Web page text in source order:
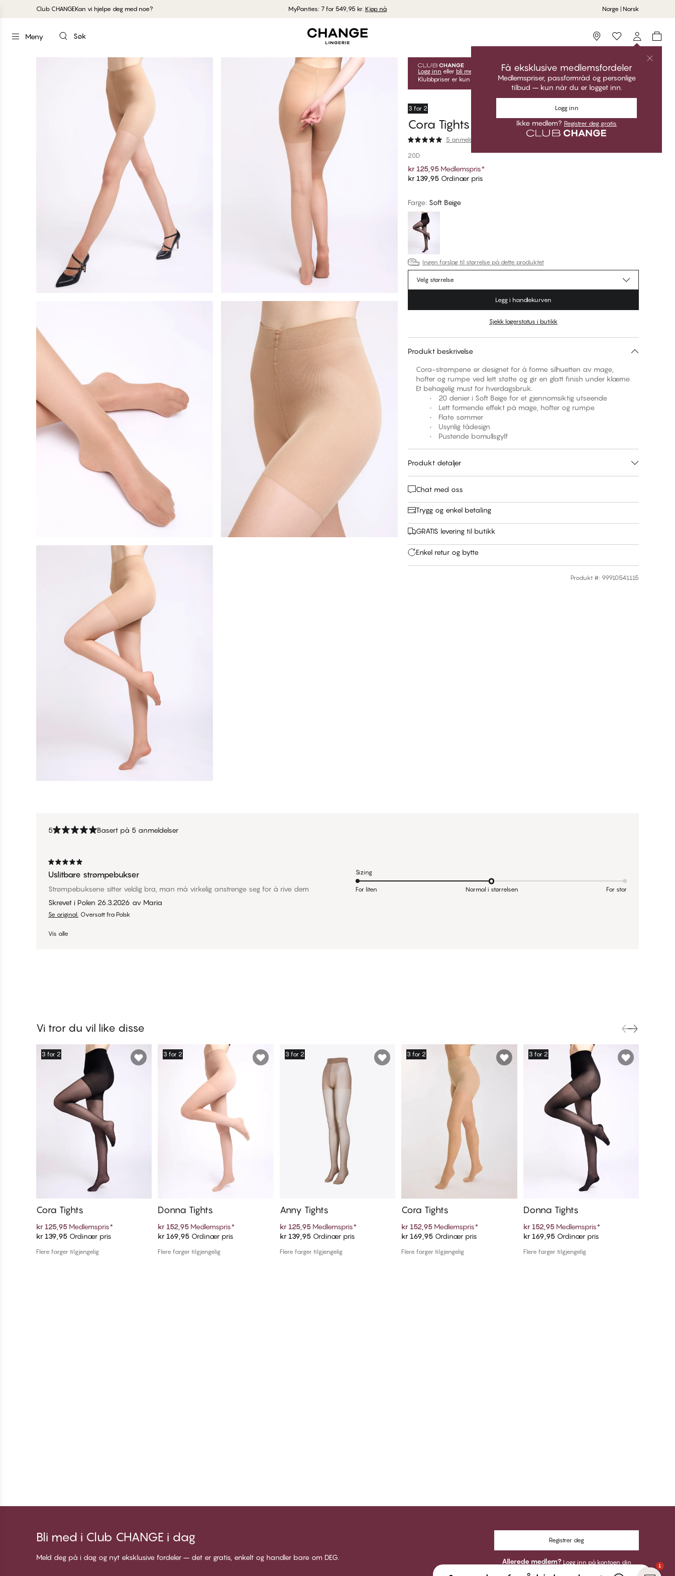
Club CHANGEKan vi hjelpe deg med noe? MyPanties: 7 for 549,95 kr. Kjøp nå Norge | Norsk
Meny Søk Storefinder
Få eksklusive medlemsfordeler
Medlemspriser, passformråd og personlige
tilbud – kun når du er logget inn.
Logg inn
Ikke medlem? Registrer deg gratis
Logg inn eller bli medlem
lås opp dine eksklusive medlemstilbud!
Klubbpriser er kun gyldige når du er innlogget.
3 for 2
Cora Tights
5 anmeldelser
20D
kr 125,95 Medlemspris*
kr 139,95 Ordinær pris
Farge: Soft Beige
Ingen forslag til størrelse på dette produktet
Velg størrelse
Legg i handlekurven
Sjekk lagerstatus i butikk
Produkt beskrivelse
Cora-strømpene er designet for å forme silhuetten av mage,
hofter og rumpe ved lett støtte og gir en glatt finish under klærne.
Et behagelig must for hverdagsbruk.
• 20 denier i Soft Beige for et gjennomsiktig utseende
• Lett formende effekt på mage, hofter og rumpe
• Flate sømmer
• Usynlig tådesign
• Pustende bomullsgylf
Produkt detaljer
Chat med oss
Trygg og enkel betaling
GRATIS levering til butikk
Enkel retur og bytte
Produkt #: 99910541115
5 Basert på 5 anmeldelser
Uslitbare strømpebukser
Strømpebuksene sitter veldig bra, man må virkelig anstrenge seg for å rive dem
Skrevet i Polen 26.3.2026 av Maria
Se original. Oversatt fra Polsk
Vis alle
Sizing
For liten Normal i størrelsen For stor
Vi tror du vil like disse
Legg i handlekurven
3 for 2
Cora Tights
kr 125,95 Medlemspris*
kr 139,95 Ordinær pris
Flere farger tilgjengelig
Legg i handlekurven
3 for 2
Donna Tights
kr 152,95 Medlemspris*
kr 169,95 Ordinær pris
Flere farger tilgjengelig
Legg i handlekurven
3 for 2
Anny Tights
kr 125,95 Medlemspris*
kr 139,95Ordinær pris
Flere farger tilgjengelig
Legg i handlekurven
3 for 2
Cora Tights
kr 152,95 Medlemspris*
kr 169,95 Ordinær pris
Flere farger tilgjengelig
Legg i handlekurven
3 for 2
Donna Tights
kr 152,95 Medlemspris*
kr 169,95Ordinær pris
Flere farger tilgjengelig
Bli med i Club CHANGE i dag
Meld deg på i dag og nyt eksklusive fordeler – det er gratis, enkelt og handler bare om DEG.
Registrer deg
Allerede medlem? Logg inn på kontoen din 1